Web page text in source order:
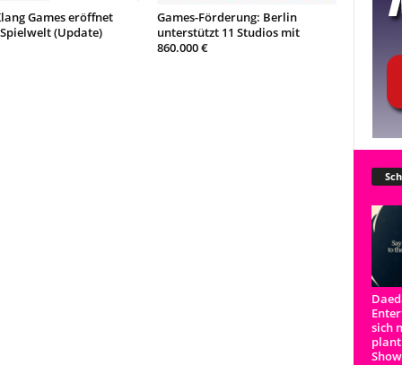
Games eröffnet
(Update)
Games-Förderung: Berlin
unterstützt 11 Studios mit
860.000 €
sich